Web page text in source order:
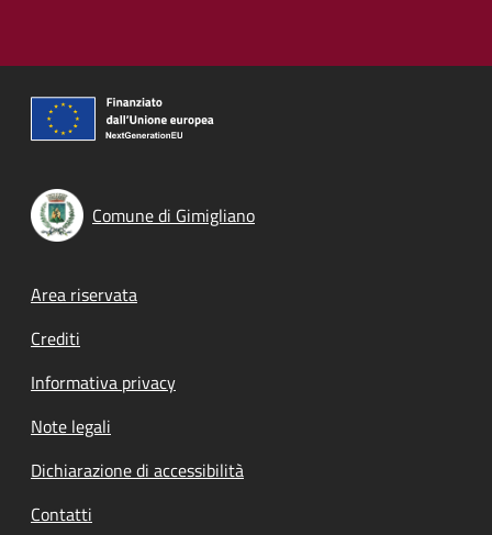
Comune di Gimigliano
Footer menu
Area riservata
Crediti
Informativa privacy
Note legali
Dichiarazione di accessibilità
Contatti